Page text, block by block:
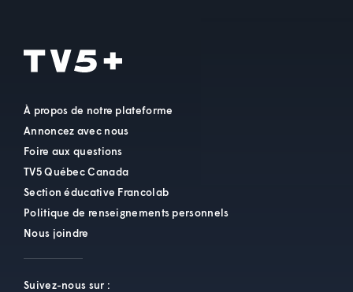
À propos de notre plateforme
Annoncez avec nous
Foire aux questions
TV5 Québec Canada
Section éducative Francolab
Politique de renseignements personnels
Nous joindre
Suivez-nous sur :